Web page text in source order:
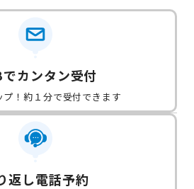
でカンタン受付
プ！約１分で受付できます
返し電話予約